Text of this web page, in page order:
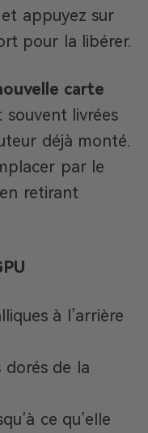
appuyez sur
pour la libérer.
carte
livrées
déjà monté.
par le
retirant
à l’arrière
dorés de la
ce qu’elle